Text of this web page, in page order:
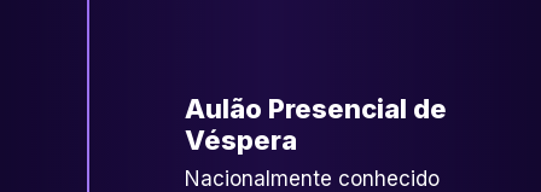
Aulão Presencial de
Véspera
Nacionalmente conhecido